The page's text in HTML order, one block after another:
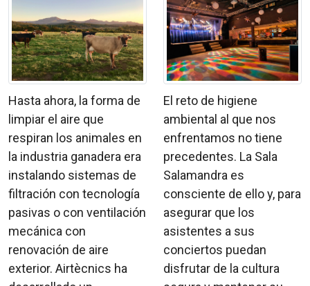
Hasta ahora, la forma de
limpiar el aire que
respiran los animales en
la industria ganadera era
instalando sistemas de
filtración con tecnología
pasivas o con ventilación
mecánica con
renovación de aire
exterior. Airtècnics ha
El reto de higiene
ambiental al que nos
enfrentamos no tiene
precedentes. La Sala
Salamandra es
consciente de ello y, para
asegurar que los
asistentes a sus
conciertos puedan
disfrutar de la cultura